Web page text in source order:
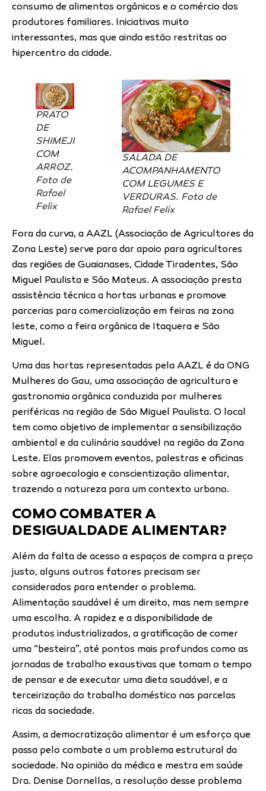
consumo de alimentos orgânicos e o comércio dos
produtores familiares. Iniciativas muito
interessantes, mas que ainda estão restritas ao
hipercentro da cidade.
PRATO
DE
SHIMEJI
COM
ARROZ.
Foto de
Rafael
Felix
SALADA DE
ACOMPANHAMENTO
COM LEGUMES E
VERDURAS. Foto de
Rafael Felix
Fora da curva, a AAZL (Associação de Agricultores da
Zona Leste) serve para dar apoio para agricultores
das regiões de Guaianases, Cidade Tiradentes, São
Miguel Paulista e São Mateus. A associação presta
assistência técnica a hortas urbanas e promove
parcerias para comercialização em feiras na zona
leste, como a feira orgânica de Itaquera e São
Miguel.
Uma das hortas representadas pela AAZL é da ONG
Mulheres do Gau, uma associação de agricultura e
gastronomia orgânica conduzida por mulheres
periféricas na região de São Miguel Paulista. O local
tem como objetivo de implementar a sensibilização
ambiental e da culinária saudável na região da Zona
Leste. Elas promovem eventos, palestras e oficinas
sobre agroecologia e conscientização alimentar,
trazendo a natureza para um contexto urbano.
COMO COMBATER A
DESIGUALDADE ALIMENTAR?
Além da falta de acesso a espaços de compra a preço
justo, alguns outros fatores precisam ser
considerados para entender o problema.
Alimentação saudável é um direito, mas nem sempre
uma escolha. A rapidez e a disponibilidade de
produtos industrializados, a gratificação de comer
uma “besteira”, até pontos mais profundos como as
jornadas de trabalho exaustivas que tomam o tempo
de pensar e de executar uma dieta saudável, e a
terceirização do trabalho doméstico nas parcelas
ricas da sociedade.
Assim, a democratização alimentar é um esforço que
passa pelo combate a um problema estrutural da
sociedade. Na opinião da médica e mestra em saúde
Dra. Denise Dornellas, a resolução desse problema